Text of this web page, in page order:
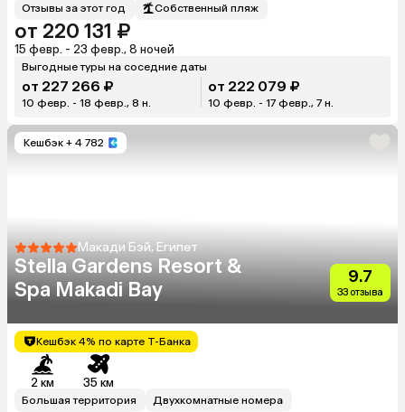
Отзывы за этот год
Собственный пляж
от 220 131 ₽
15 февр. - 23 февр., 8 ночей
Выгодные туры на соседние даты
от 227 266 ₽
10 февр. - 18 февр., 8 н.
от 222 079 ₽
10 февр. - 17 февр., 7 н.
Кешбэк + 4 782
Макади Бэй, Египет
Stella Gardens Resort &
Spa Makadi Bay
9.7
33 отзыва
Кешбэк 4% по карте Т-Банка
2 км 35 км
Большая территория
Двухкомнатные номера